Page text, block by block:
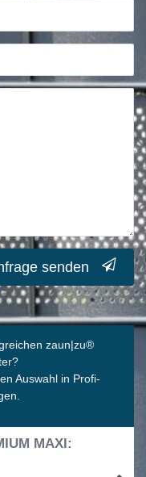
senden
zaun|zu®
Auswahl in Profi-
MAXI: